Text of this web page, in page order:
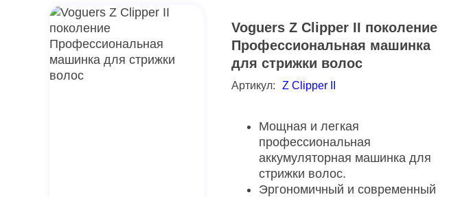
Voguers Z Clipper II поколение
Профессиональная машинка
для стрижки волос
Артикул: Z Clipper II
Мощная и легкая
профессиональная
аккумуляторная машинка для
стрижки волос.
Эргономичный и современный